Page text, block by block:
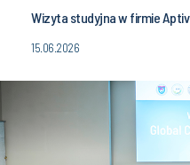
Wizyta studyjna w firmie Aptiv
15.06.2026